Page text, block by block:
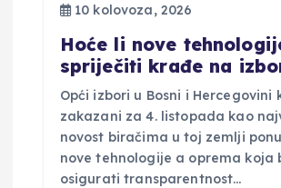
10 kolovoza, 2026
Hoće li nove
spriječiti krađe na
Opći izbori u Bosni i Hercegovini
zakazani za 4. listopada kao
novost biračima u toj zemlji
nove tehnologije a oprema koja
osigurati transparentnost…